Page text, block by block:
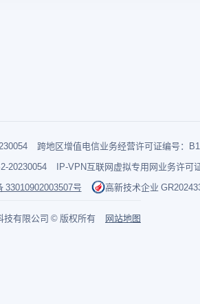
跨地区增值电信业务经营许可证编号：
20230054
IP-VPN互联网虚拟专用网业务许可
33010902003507号 高新技术企业
技有限公司 © 版权所有 网站地图